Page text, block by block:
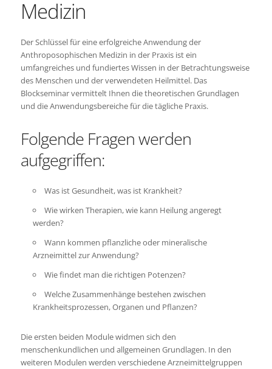
Medizin
Der Schlüssel für eine erfolgreiche Anwendung der
Anthroposophischen Medizin in der Praxis ist ein
umfangreiches und fundiertes Wissen in der Betrachtungsweise
des Menschen und der verwendeten Heilmittel. Das
Blockseminar vermittelt Ihnen die theoretischen Grundlagen
und die Anwendungsbereiche für die tägliche Praxis.
Folgende Fragen werden
aufgegriffen:
Was ist Gesundheit, was ist Krankheit?
Wie wirken Therapien, wie kann Heilung angeregt
werden?
Wann kommen pflanzliche oder mineralische
Arzneimittel zur Anwendung?
Wie findet man die richtigen Potenzen?
Welche Zusammenhänge bestehen zwischen
Krankheitsprozessen, Organen und Pflanzen?
Die ersten beiden Module widmen sich den
menschenkundlichen und allgemeinen Grundlagen. In den
weiteren Modulen werden verschiedene Arzneimittelgruppen